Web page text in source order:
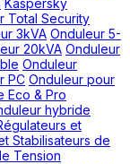
Total Security
3kVA Onduleur 5-
20kVA Onduleur
Onduleur
PC Onduleur pour
Eco & Pro
hybride
et
Stabilisateurs de
Tension